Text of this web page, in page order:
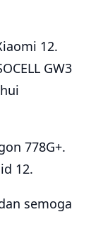
12.
GW3
778G+.
12.
semoga